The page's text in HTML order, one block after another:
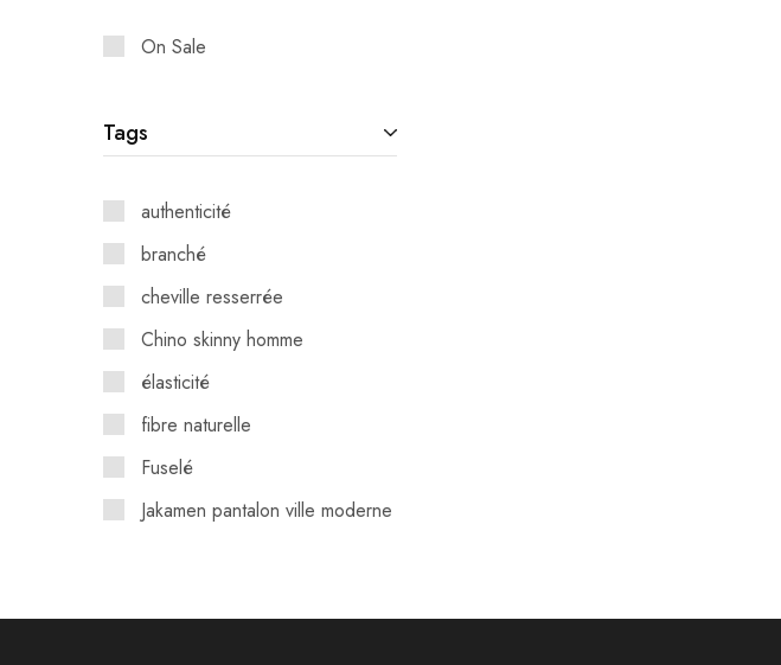
On Sale
Tags
authenticité
branché
cheville resserrée
Chino skinny homme
élasticité
fibre naturelle
Fuselé
Jakamen pantalon ville moderne